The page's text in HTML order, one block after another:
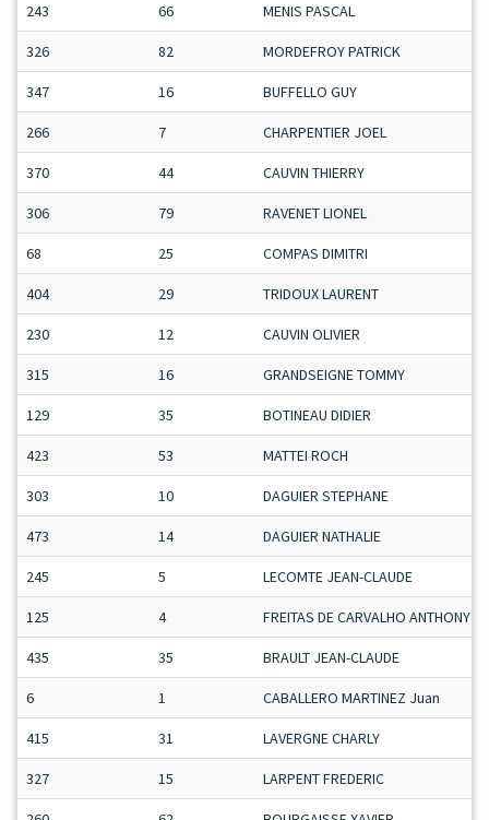
243 66 MENIS PASCAL
326 82 MORDEFROY PATRICK
347 16 BUFFELLO GUY
266 7 CHARPENTIER JOEL
370 44 CAUVIN THIERRY
306 79 RAVENET LIONEL
68 25 COMPAS DIMITRI
404 29 TRIDOUX LAURENT
230 12 CAUVIN OLIVIER
315 16 GRANDSEIGNE TOMMY
129 35 BOTINEAU DIDIER
423 53 MATTEI ROCH
303 10 DAGUIER STEPHANE
473 14 DAGUIER NATHALIE
245 5 LECOMTE JEAN-CLAUDE
125 4 FREITAS DE CARVALHO ANTHONY
435 35 BRAULT JEAN-CLAUDE
6 1 CABALLERO MARTINEZ Juan
415 31 LAVERGNE CHARLY
327 15 LARPENT FREDERIC